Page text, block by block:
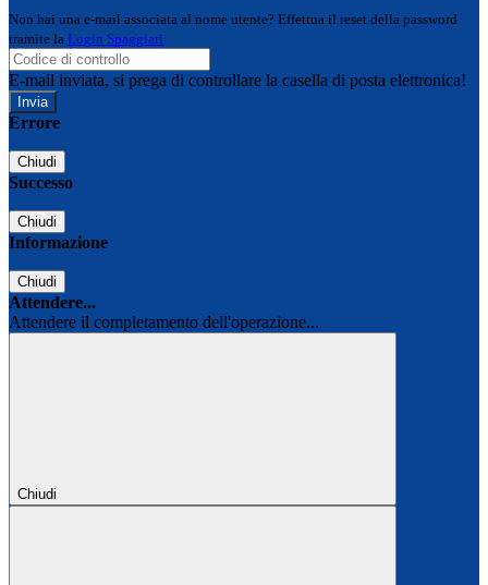
Non hai una e-mail associata al nome utente? Effettua il reset della password
tramite la Login Spaggiari
E-mail inviata, si prega di controllare la casella di posta elettronica!
Errore
Chiudi
Successo
Chiudi
Informazione
Chiudi
Attendere...
Attendere il completamento dell'operazione...
Chiudi